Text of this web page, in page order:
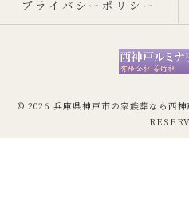
プライバシーポリシー
© 2026 兵庫県神戸市の家族葬なら西